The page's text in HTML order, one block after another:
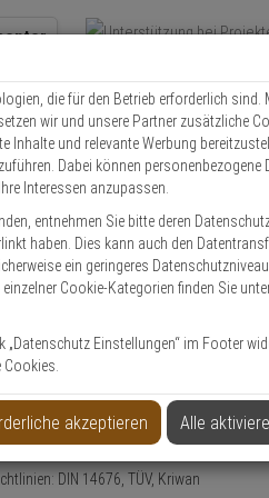
Uhr
Einbruch
gold-Swarovski
Hitzemelder - Modell: PX-1
DIN 14676, TÜV, Kriwan
die für den Betrieb erforderlich sind.
wir und unsere Partner zusätzliche
Inhalte und relevante Werbung
Dabei können personenbezogene
Interessen anzupassen.
entnehmen Sie bitte deren
haben. Dies kann auch den
ein geringeres Datenschutzniveau
Cookie-Kategorien finden Sie
„Datenschutz Einstellungen“ im Footer
akzeptieren Alle